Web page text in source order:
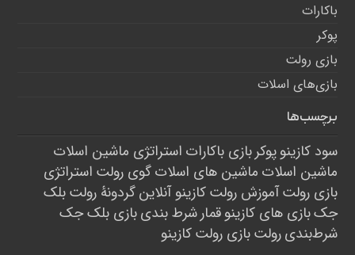
باکارات
پوکر
بازی رولت
بازی‌های اسلات
برچسب‌ها
سود کازینوپوکربازی باکارات استراتژی ماشین اسلات
ماشین اسلات ماشین های اسلاتگوی رولت استراتژی
بازی رولتآموزش رولتکازینو آنلاینگردونۀ رولتبلک
جکبازی های کازینوقمارشرط بندیبازی بلک جک
شرط‌بندیرولتبازی رولتکازینو